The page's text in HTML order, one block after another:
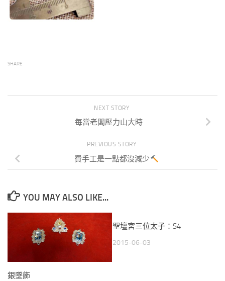
SHARE
NEXT STORY
每當老闆壓力山大時
PREVIOUS STORY
費手工是一點都沒減少
YOU MAY ALSO LIKE...
銀墜飾
聖壇宮三位太子：S4
2015-06-03